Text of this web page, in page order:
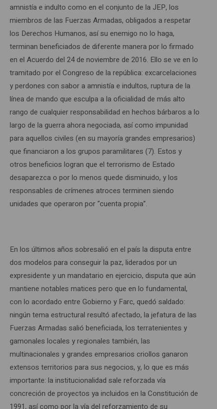
amnistía e indulto como en el conjunto de la JEP, los
miembros de las Fuerzas Armadas, obligados a respetar
los Derechos Humanos, así su enemigo no lo haga,
terminan beneficiados de diferente manera por lo firmado
en el Acuerdo del 24 de noviembre de 2016. Ello se ve en lo
tramitado por el Congreso de la república: excarcelaciones
y perdones con sabor a amnistía e indultos, ruptura de la
línea de mando que esculpa a la oficialidad de más alto
rango de cualquier responsabilidad en hechos bárbaros a lo
largo de la guerra ahora negociada, así como impunidad
para aquellos civiles (en su mayoría grandes empresarios)
que financiaron a los grupos paramilitares (7). Estos y
otros beneficios logran que el terrorismo de Estado
desaparezca o por lo menos quede disminuido, y los
responsables de crímenes atroces terminen siendo
unidades que operaron por “cuenta propia”.
En los últimos años sobresalió en el país la disputa entre
dos modelos para conseguir la paz, liderados por un
expresidente y un mandatario en ejercicio, disputa que aún
mantiene notables matices pero que en lo fundamental,
con lo acordado entre Gobierno y Farc, quedó saldado:
ningún tema estructural resultó afectado, la jefatura de las
Fuerzas Armadas salió beneficiada, los terratenientes y
gamonales locales y regionales también, las
multinacionales y grandes empresarios criollos ganaron
extensos territorios para sus negocios, y, lo que es más
importante: la institucionalidad sale reforzada vía
concreción de proyectos ya incluidos en la Constitución de
1991, así como por la vía del reforzamiento de su